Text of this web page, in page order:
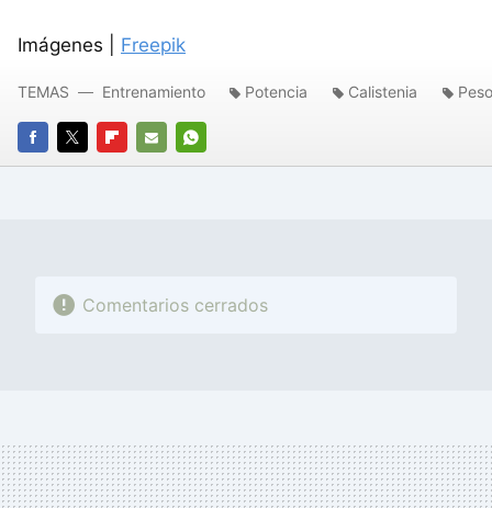
Imágenes | Freepik
FACEBOOK
TWITTERFLIPBOARD
E-
WHATSAPP
TEMAS Entrenamiento Potencia Calistenia
Comentarios cerrados